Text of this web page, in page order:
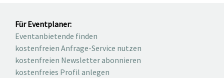
Für Eventplaner:
Eventanbietende finden
kostenfreien Anfrage-Service nutzen
kostenfreien Newsletter abonnieren
kostenfreies Profil anlegen